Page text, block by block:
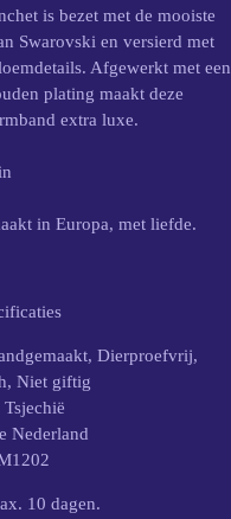
is bezet met de mooiste
Swarovski en versierd met
Afgewerkt met een
plating maakt deze
extra luxe.
in Europa, met liefde.
Dierproefvrij,
Niet giftig
Nederland
10 dagen.